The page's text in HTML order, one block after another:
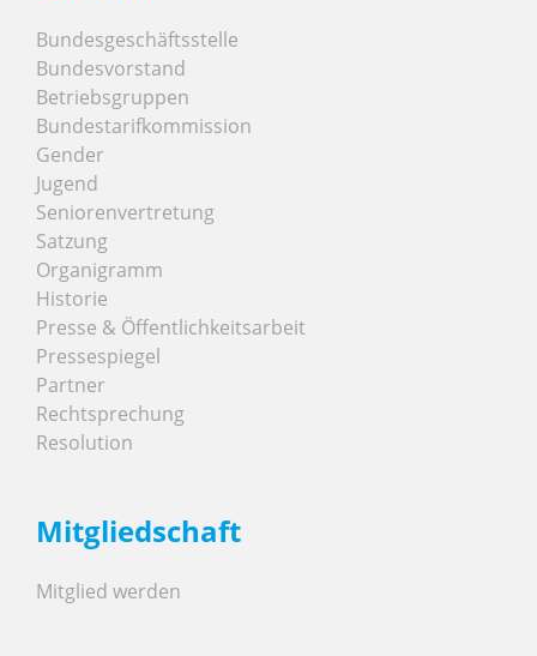
Bundesgeschäftsstelle
Bundesvorstand
Betriebsgruppen
Bundestarifkommission
Gender
Jugend
Seniorenvertretung
Satzung
Organigramm
Historie
Presse & Öffentlichkeitsarbeit
Pressespiegel
Partner
Rechtsprechung
Resolution
Mitgliedschaft
Mitglied werden